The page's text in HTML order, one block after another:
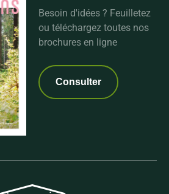
Besoin d'idées ? Feuilletez
ou téléchargez toutes nos
brochures en ligne
Consulter